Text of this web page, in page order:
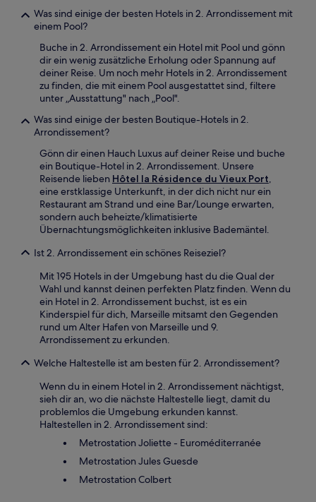
Was sind einige der besten Hotels in 2. Arrondissement mit
einem Pool?
Buche in 2. Arrondissement ein Hotel mit Pool und gönn
dir ein wenig zusätzliche Erholung oder Spannung auf
deiner Reise. Um noch mehr Hotels in 2. Arrondissement
zu finden, die mit einem Pool ausgestattet sind, filtere
unter „Ausstattung" nach „Pool".
Was sind einige der besten Boutique-Hotels in 2.
Arrondissement?
Gönn dir einen Hauch Luxus auf deiner Reise und buche
ein Boutique-Hotel in 2. Arrondissement. Unsere
Reisende lieben Hôtel la Résidence du Vieux Port,
eine erstklassige Unterkunft, in der dich nicht nur ein
Restaurant am Strand und eine Bar/Lounge erwarten,
sondern auch beheizte/klimatisierte
Übernachtungsmöglichkeiten inklusive Bademäntel.
Ist 2. Arrondissement ein schönes Reiseziel?
Mit 195 Hotels in der Umgebung hast du die Qual der
Wahl und kannst deinen perfekten Platz finden. Wenn du
ein Hotel in 2. Arrondissement buchst, ist es ein
Kinderspiel für dich, Marseille mitsamt den Gegenden
rund um Alter Hafen von Marseille und 9.
Arrondissement zu erkunden.
Welche Haltestelle ist am besten für 2. Arrondissement?
Wenn du in einem Hotel in 2. Arrondissement nächtigst,
sieh dir an, wo die nächste Haltestelle liegt, damit du
problemlos die Umgebung erkunden kannst.
Haltestellen in 2. Arrondissement sind:
Metrostation Joliette - Euroméditerranée
Metrostation Jules Guesde
Metrostation Colbert